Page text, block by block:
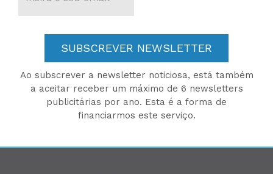
SUBSCREVER NEWSLETTER
Ao subscrever a newsletter noticiosa, está também
a aceitar receber um máximo de 6 newsletters
publicitárias por ano. Esta é a forma de
financiarmos este serviço.